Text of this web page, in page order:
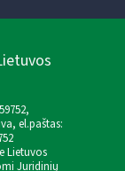
el.paštas:
Lietuvos
Juridinių